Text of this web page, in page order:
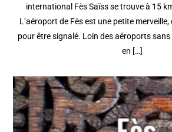
international Fès Saïss se trouve à 15
L’aéroport de Fès est une petite
pour être signalé. Loin des aéroports
en […]